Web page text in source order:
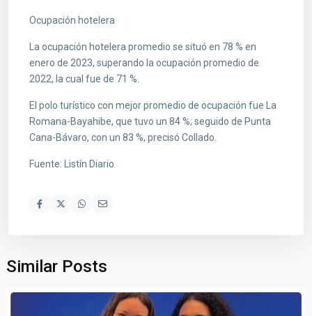
Ocupación hotelera
La ocupación hotelera promedio se situó en 78 % en
enero de 2023, superando la ocupación promedio de
2022, la cual fue de 71 %.
El polo turístico con mejor promedio de ocupación fue La
Romana-Bayahibe, que tuvo un 84 %; seguido de Punta
Cana-Bávaro, con un 83 %, precisó Collado.
Fuente: Listín Diario
Similar Posts